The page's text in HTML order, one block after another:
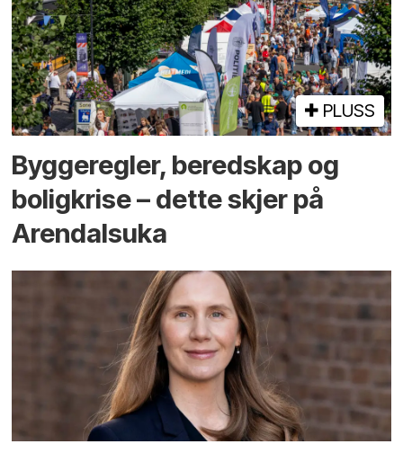
PLUSS
Bygge­regler, beredskap og
bolig­krise – dette skjer på
Arendals­uka